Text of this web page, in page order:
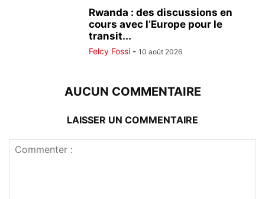
Rwanda : des discussions en
cours avec l’Europe pour le
transit...
Felcy Fossi - 10 août 2026
AUCUN COMMENTAIRE
LAISSER UN COMMENTAIRE